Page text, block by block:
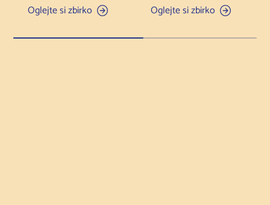
Oglejte si zbirko Oglejte si zbirko